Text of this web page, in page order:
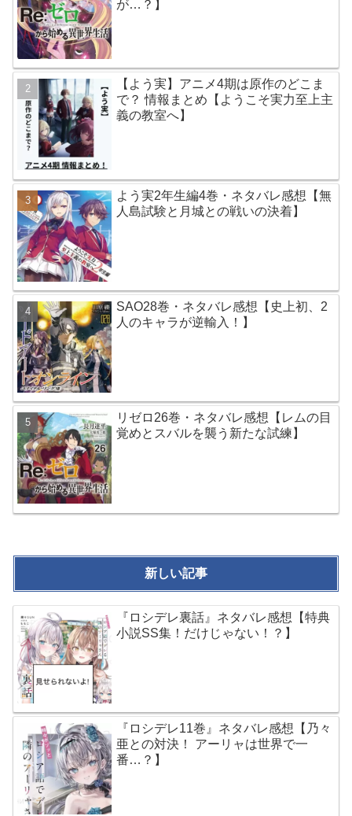
が…？】
【よう実】アニメ4期は原作のどこま
で？ 情報まとめ【ようこそ実力至上主
義の教室へ】
よう実2年生編4巻・ネタバレ感想【無
人島試験と月城との戦いの決着】
SAO28巻・ネタバレ感想【史上初、2
人のキャラが逆輸入！】
リゼロ26巻・ネタバレ感想【レムの目
覚めとスバルを襲う新たな試練】
新しい記事
『ロシデレ裏話』ネタバレ感想【特典
小説SS集！だけじゃない！？】
『ロシデレ11巻』ネタバレ感想【乃々
亜との対決！ アーリャは世界で一
番…？】